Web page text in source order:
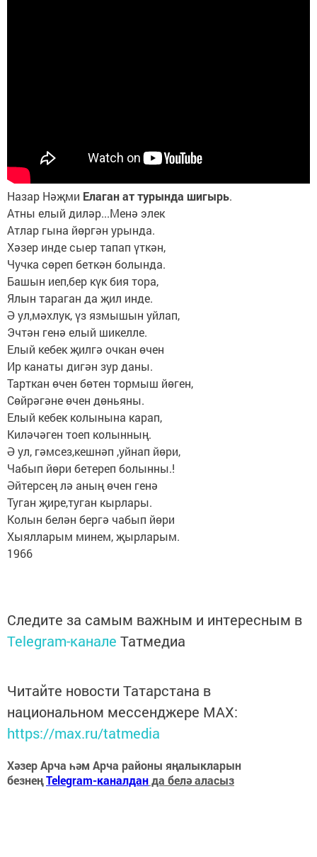
Назар Нәҗми Елаганаттурында шигырь.
Атны елый диләр...Менә элек
Атлар гына йөргән урында.
Хәзер инде сыер тапап үткән,
Чучка сөреп беткән болында.
Башын иеп,бер күк бия тора,
Ялын тараган да җил инде.
Ә ул,мәхлук, үз язмышын уйлап,
Эчтән генә елый шикелле.
Елый кебек җилгә очкан өчен
Ир канаты дигән зур даны.
Тарткан өчен бөтен тормыш йөген,
Сөйрәгәне өчен дөньяны.
Елый кебек колынына карап,
Киләчәген тоеп колынның.
Ә ул, гәмсез,кешнәп ,уйнап йөри,
Чабып йөри бетереп болынны.!
Әйтерсең лә аның өчен генә
Туган җире,туган кырлары.
Колын белән бергә чабып йөри
Хыялларым минем, җырларым.
1966
Следите за самым важным и интересным в
Telegram-канале Татмедиа
Читайте новости Татарстана в
национальном мессенджере MАХ:
https://max.ru/tatmedia
Хәзер Арча һәм Арча районы яңалыкларын
безнеңTelegram-каналданда белә аласыз